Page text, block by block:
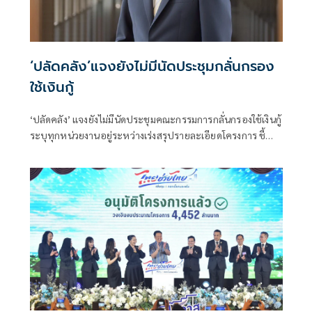
‘ปลัดคลัง’แจงยังไม่มีนัดประชุมกลั่นกรอง
ใช้เงินกู้
‘ปลัดคลัง’ แจงยังไม่มีนัดประชุมคณะกรรมการกลั่นกรองใช้เงินกู้
ระบุทุกหน่วยงานอยู่ระหว่างเร่งสรุปรายละเอียดโครงการ ชี้
เก็บตกรายละเอียดก่อนชงคณะกรรมการกลั่นกรองฯ พิจารณา
พร้อมยืนยันภายใน ก.ย. 69 ต้องได้ข้อสรุปทุกโครงการ